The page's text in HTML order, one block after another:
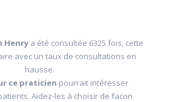
Henry a été consultée 6325 fois, cette
avec un taux de consultations en
hausse.
ce praticien pourrait intéresser
Aidez-les à choisir de facon